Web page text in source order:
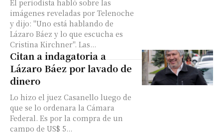
El periodista habló sobre las
imágenes reveladas por Telenoche
y dijo: "Uno está hablando de
Lázaro Báez y lo que escucha es
Cristina Kirchner". Las...
Citan a indagatoria a
Lázaro Báez por lavado de
dinero
Lo hizo el juez Casanello luego de
que se lo ordenara la Cámara
Federal. Es por la compra de un
campo de US$ 5...